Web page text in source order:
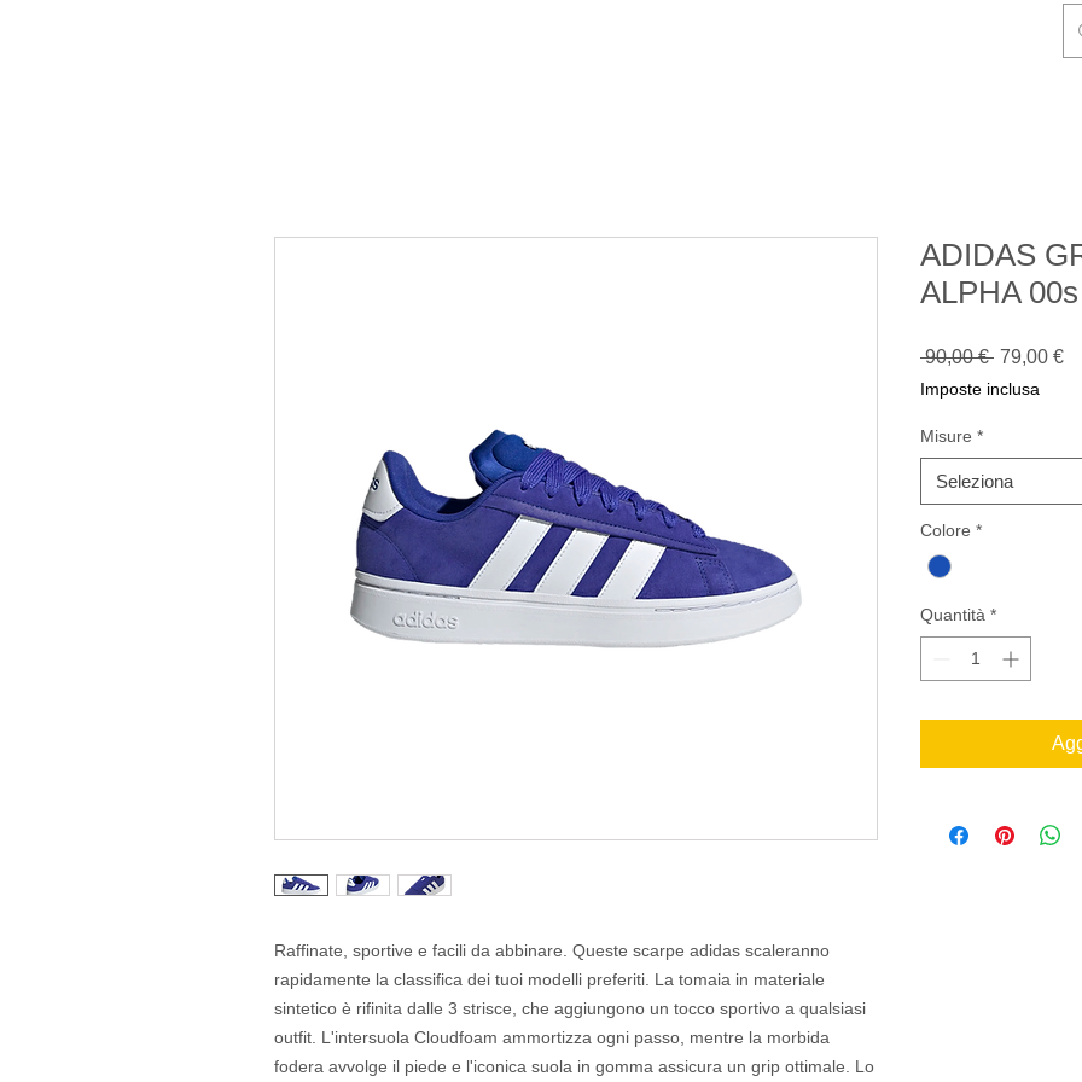
Raffinate, sportive e facili da abbinare. Queste scarpe adidas scaleranno
rapidamente la classifica dei tuoi modelli preferiti. La tomaia in materiale
sintetico è rifinita dalle 3 strisce, che aggiungono un tocco sportivo a qualsiasi
outfit. L'intersuola Cloudfoam ammortizza ogni passo, mentre la morbida
fodera avvolge il piede e l'iconica suola in gomma assicura un grip ottimale. Lo
ADIDAS
ALPHA
90,00 € Prezzo
79,00 €
Imposte inclusa
Misure *
Seleziona
Colore *
Quantità *